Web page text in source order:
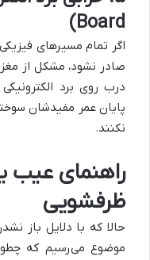
Board)
اگر تمام مسیرهای
صادر نشود، مشکل از
درب روی برد
پایان عمر مفیدشان
نکنند.
راهنمای عیب
ظرفشویی
حالا که با دلایل باز
موضوع می‌رسیم که